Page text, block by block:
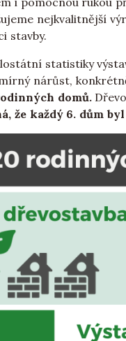
nejkvalitnější
stavby.
statistiky
nárůst,
domů.
že každý 6. dům